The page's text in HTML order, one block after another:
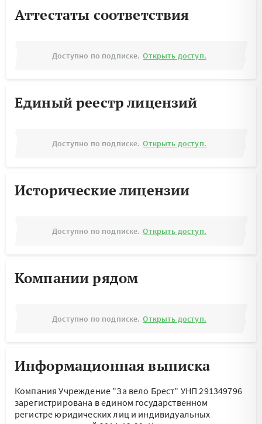
Аттестаты соответствия
Доступно по подписке. Открыть доступ.
Единый реестр лицензий
Доступно по подписке. Открыть доступ.
Исторические лицензии
Доступно по подписке. Открыть доступ.
Компании рядом
Доступно по подписке. Открыть доступ.
Информационная выписка
Компания Учреждение "За вело Брест" УНП 291349796
зарегистрирована в едином государственном
регистре юридических лиц и индивидуальных